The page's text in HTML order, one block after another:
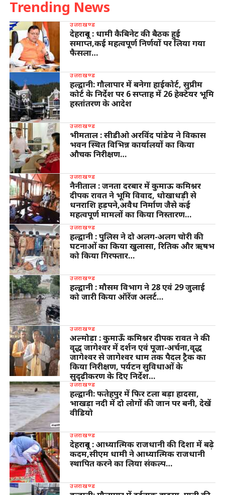
Trending News
उत्तराखण्ड
देहरादून : धामी कैबिनेट की बैठक हुई
समाप्त,कई महत्वपूर्ण निर्णयों पर लिया गया
फैसला…
उत्तराखण्ड
हल्द्वानी: गौलापार में बनेगा हाईकोर्ट, सुप्रीम
कोर्ट के निर्देश पर 6 सप्ताह में 26 हेक्टेयर भूमि
हस्तांतरण के आदेश
उत्तराखण्ड
भीमताल : सीडीओ अरविंद पांडेय ने विकास
भवन स्थित विभिन्न कार्यालयों का किया
औचक निरीक्षण…
उत्तराखण्ड
नैनीताल : जनता दरबार में कुमाऊ कमिश्नर
दीपक रावत ने भूमि विवाद, धोखाधड़ी से
धनराशि हड़पने,अवैध निर्माण जैसे कई
महत्वपूर्ण मामलों का किया निस्तारण…
उत्तराखण्ड
हल्द्वानी : पुलिस ने दो अलग-अलग चोरी की
घटनाओं का किया खुलासा, रितिक और ऋषभ
को किया गिरफ्तार…
उत्तराखण्ड
हल्द्वानी : मौसम विभाग ने 28 एवं 29 जुलाई
को जारी किया ऑरेंज अलर्ट…
उत्तराखण्ड
अल्मोड़ा : कुमाऊँ कमिश्नर दीपक रावत ने की
वृद्ध जागेश्वर में दर्शन एवं पूजा-अर्चना,वृद्ध
जागेश्वर से जागेश्वर धाम तक पैदल ट्रैक का
किया निरीक्षण, पर्यटन सुविधाओं के
सुदृढ़ीकरण के दिए निर्देश…
उत्तराखण्ड
हल्द्वानी: फतेहपुर में फिर टला बड़ा हादसा,
भाखड़ा नदी में दो लोगों की जान पर बनी, देखें
वीडियो
उत्तराखण्ड
देहरादून : आध्यात्मिक राजधानी की दिशा में बढ़े
कदम,सीएम धामी ने आध्यात्मिक राजधानी
स्थापित करने का लिया संकल्प…
उत्तराखण्ड